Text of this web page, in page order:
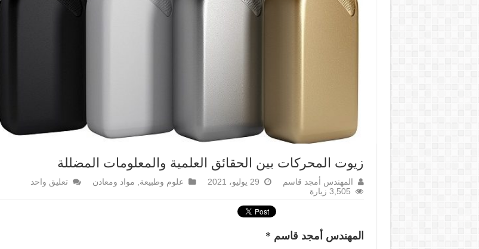
زيوت المحركات بين الحقائق العلمية والمعلومات المضللة
المهندس أمجد قاسم 29 يوليو، 2021 علوم وطبيعة, مواد ومعادن
تعليق واحد
3,505 زيارة
المهندس أمجد قاسم *